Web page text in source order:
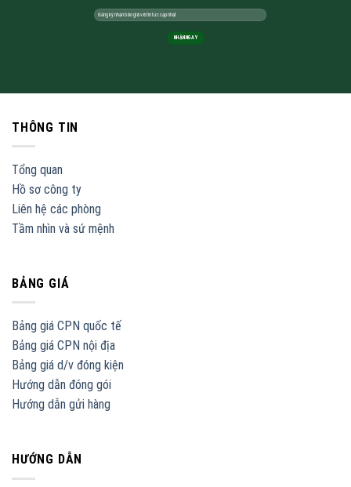
THÔNG TIN
Tổng quan
Hồ sơ công ty
Liên hệ các phòng
Tầm nhìn và sứ mệnh
BẢNG GIÁ
Bảng giá CPN quốc tế
Bảng giá CPN nội địa
Bảng giá d/v đóng kiện
Hướng dẫn đóng gói
Hướng dẫn gửi hàng
HƯỚNG DẪN